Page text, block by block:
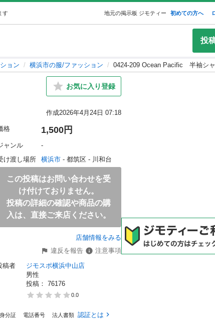
す 地元の掲示板 ジモティー 初めての方へ
投
ョン 横浜市の服/ファッション 0424-209 Ocean Pacific 半袖シ
お気に入り登録
作成2026年4月24日 07:18
格 1,500円
ャンル
-
け渡し場所
横浜市 - 都筑区 - 川和台
この投稿はお問い合わせを受
け付けておりません。
投稿の詳細の確認や商品の購
入は、直接ご来店ください。
店舗情報をみる
違反を報告
注意事項
稿者
ジモスポ横浜中山店
男性
投稿： 76176
0.0
身分証 電話番号 法人書類 認証とは